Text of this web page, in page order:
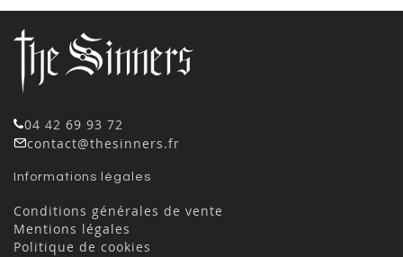
04 42 69 93 72
contact@thesinners.fr
Informations légales
Conditions générales de vente
Mentions légales
Politique de cookies